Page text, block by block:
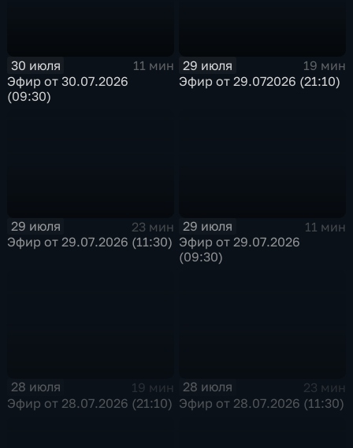
30 июля
11 мин
Эфир от 30.07.2026
(09:30)
29 июля
19 мин
Эфир от 29.072026 (21:10)
29 июля
23 мин
Эфир от 29.07.2026 (11:30)
29 июля
11 мин
Эфир от 29.07.2026
(09:30)
28 июля
19 мин
Эфир от 28.07.2026 (21:10)
28 июля
23 мин
Эфир от 28.07.2026 (11:30)